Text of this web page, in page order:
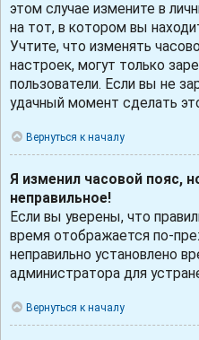
этом случае измените в
на тот, в котором вы
Учтите, что изменять
настроек, могут только
пользователи. Если вы не
удачный момент сделать
Вернуться к началу
Я изменил часовой пояс,
неправильное!
Если вы уверены, что
время отображается по-
неправильно установлено
администратора для
Вернуться к началу